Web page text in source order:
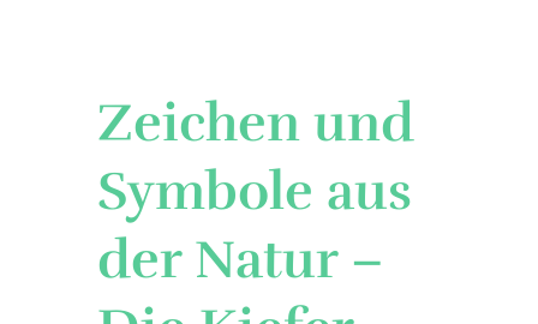
Zeichen und
Symbole aus
der Natur –